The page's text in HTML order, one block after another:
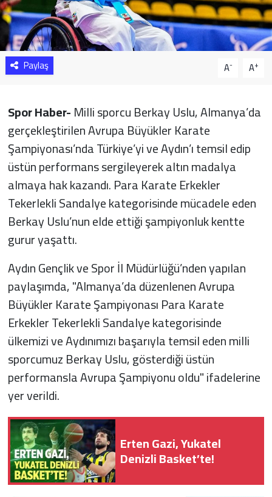
Paylaş A- A+
Spor Haber-Milli sporcu Berkay Uslu, Almanya’da
gerçekleştirilen Avrupa Büyükler Karate
Şampiyonası’nda Türkiye’yi ve Aydın’ı temsil edip
üstün performans sergileyerek altın madalya
almaya hak kazandı. Para Karate Erkekler
Tekerlekli Sandalye kategorisinde mücadele eden
Berkay Uslu’nun elde ettiği şampiyonluk kentte
gurur yaşattı.
Aydın Gençlik ve Spor İl Müdürlüğü’nden yapılan
paylaşımda, "Almanya’da düzenlenen Avrupa
Büyükler Karate Şampiyonası Para Karate
Erkekler Tekerlekli Sandalye kategorisinde
ülkemizi ve Aydınımızı başarıyla temsil eden milli
sporcumuz Berkay Uslu, gösterdiği üstün
performansla Avrupa Şampiyonu oldu" ifadelerine
yer verildi.
Erten Gazi, Yukatel
Denizli Basket’te!
Resmi Reklam